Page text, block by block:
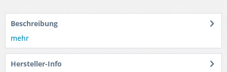
Beschreibung
mehr
Hersteller-Info